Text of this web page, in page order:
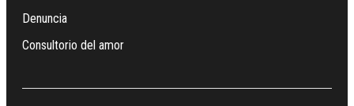
Denuncia
Consultorio del amor